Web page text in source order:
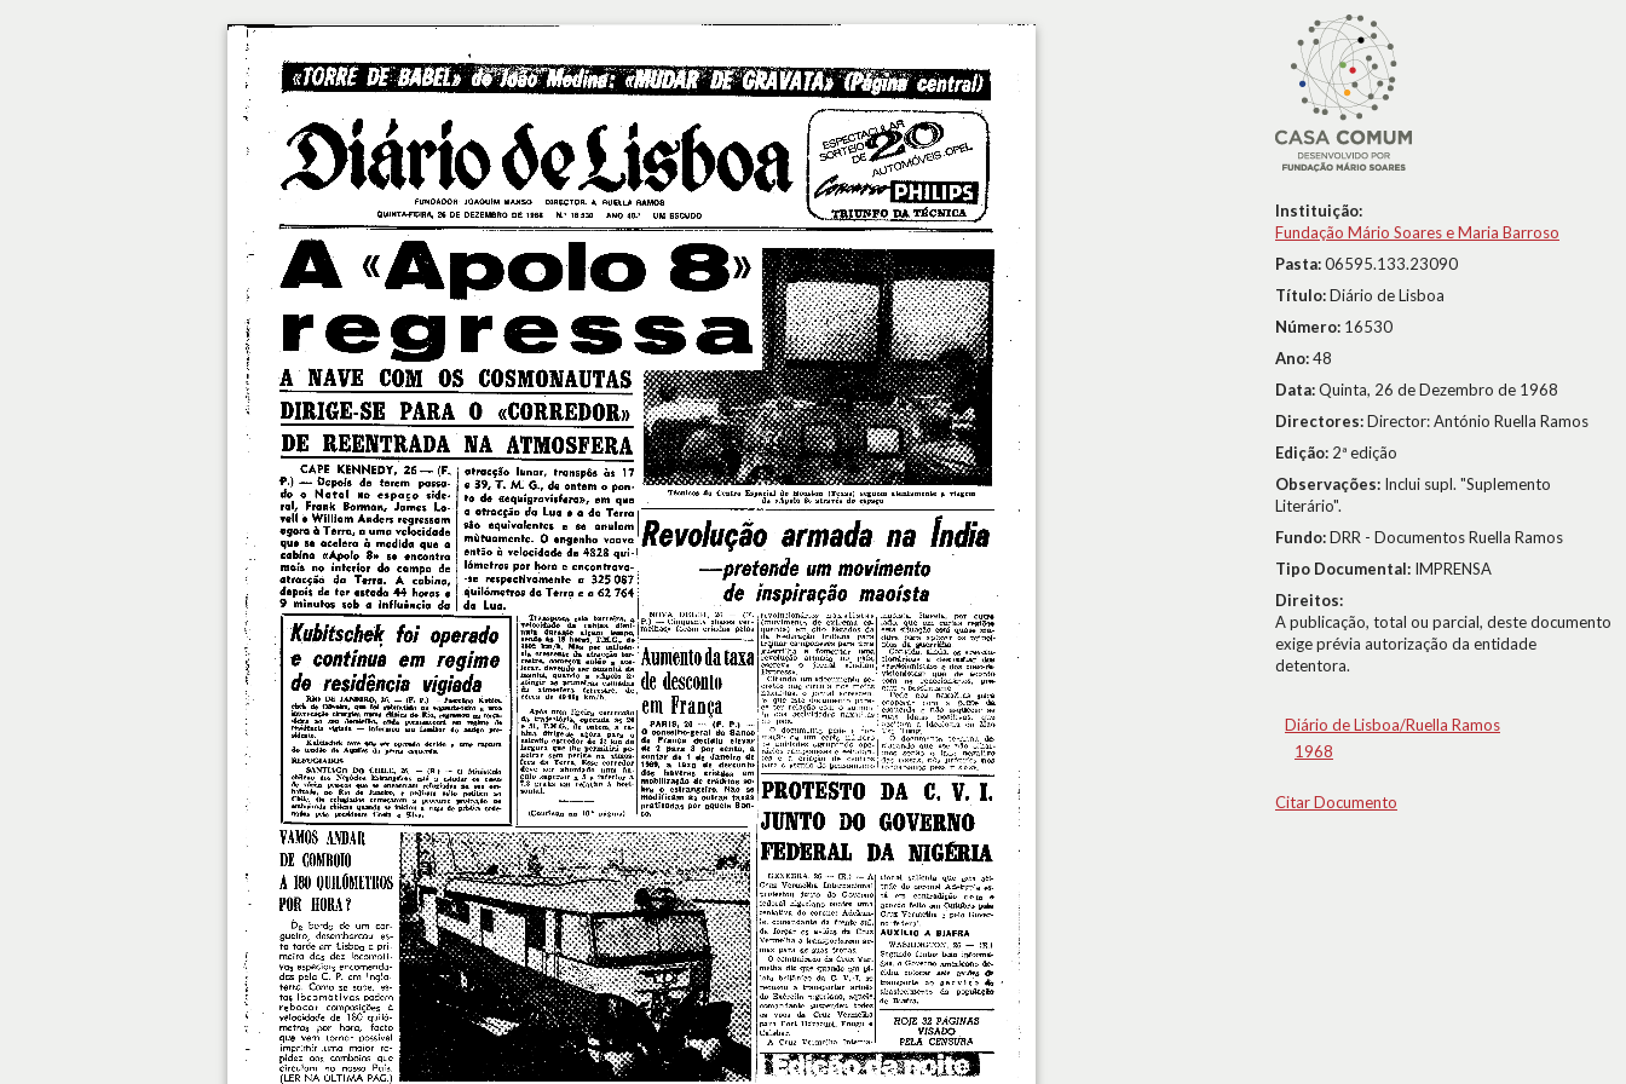
Instituição:
Fundação Mário Soares e Maria Barroso
Pasta:06595.133.23090
Título:Diário de Lisboa
Número: 16530
Ano:48
Data:Quinta, 26 de Dezembro de 1968
Directores:Director: António Ruella Ramos
Edição: 2ª edição
Observações: Inclui supl. "Suplemento
Literário".
Fundo:DRR - Documentos Ruella Ramos
Tipo Documental: IMPRENSA
Direitos:
A publicação, total ou parcial, deste documento
exige prévia autorização da entidade
detentora.
Diário de Lisboa/Ruella Ramos
1968
Citar Documento